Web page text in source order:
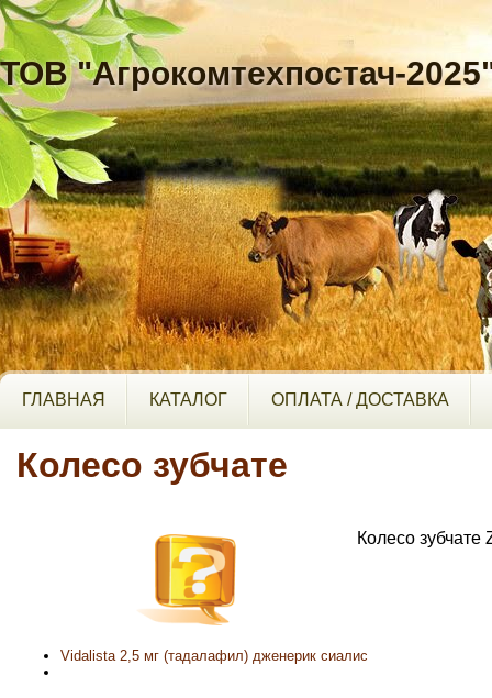
ТОВ "Агрокомтехпостач-
ГЛАВНАЯ КАТАЛОГ ОПЛАТА / ДОСТАВКА
Колесо зубчате
Колесо зубчате
Vidalista 2,5 мг (тадалафил) дженерик сиалис